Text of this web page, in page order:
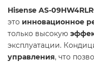
Hisense AS-
это инновационное
только высокую
эксплуатации.
управления, что